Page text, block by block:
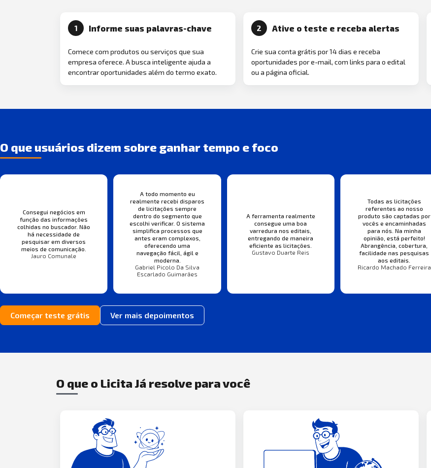
1 Informe suas palavras-chave
Comece com produtos ou serviços que sua
empresa oferece. A busca inteligente ajuda a
encontrar oportunidades além do termo exato.
2 Ative o teste e receba alertas
Crie sua conta grátis por 14 dias e receba
oportunidades por e-mail, com links para o edital
ou a página oficial.
O que usuários dizem sobre ganhar tempo e foco
Consegui negócios em
função das informações
colhidas no buscador. Não
há necessidade de
pesquisar em diversos
meios de comunicação.
Jauro Comunale
A todo momento eu
realmente recebi disparos
de licitações sempre
dentro do segmento que
escolhi verificar. O sistema
simplifica processos que
antes eram complexos,
oferecendo uma
navegação fácil, ágil e
moderna.
Gabriel Picolo Da Silva
Escarlado Guimarães
A ferramenta realmente
consegue uma boa
varredura nos editais,
entregando de maneira
eficiente as licitações.
Gustavo Duarte Reis
Todas as licitações
referentes ao nosso
produto são captadas por
vocês e encaminhadas
para nós. Na minha
opinião, está perfeito!
Abrangência, cobertura,
facilidade nas pesquisas
aos editais.
Ricardo Machado Ferreira
Começar teste grátis Ver mais depoimentos
O que o Licita Já resolve para você